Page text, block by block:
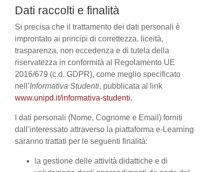
Dati raccolti e finalità
Si precisa che il trattamento dei dati personali è
improntato ai principi di correttezza, liceità,
trasparenza, non eccedenza e di tutela della
riservatezza in conformità al Regolamento UE
2016/679 (c.d. GDPR), come meglio specificato
nell’Informativa Studenti, pubblicata al link
www.unipd.it/informativa-studenti.
I dati personali (Nome, Cognome e Email) forniti
dall’interessato attraverso la piattaforma e-Learning
saranno trattati per le seguenti finalità:
la gestione delle attività didattiche e di